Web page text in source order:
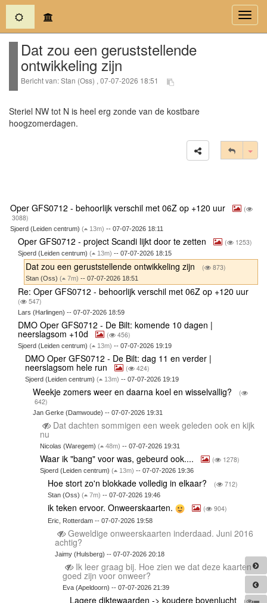
(current)
Dat zou een geruststellende
ontwikkeling zijn
Bericht van: Stan (Oss) , 07-07-2026 18:51
Steriel NW tot N is heel erg zonde van de kostbare
hoogzomerdagen.
Oper GFS0712 - behoorlijk verschil met 06Z op +120 uur
(
3088)
Sjoerd (Leiden centrum) ( 13m) -- 07-07-2026 18:11
Oper GFS0712 - project Scandi lijkt door te zetten ( 1253)
Sjoerd (Leiden centrum) ( 13m) -- 07-07-2026 18:15
Dat zou een geruststellende ontwikkeling zijn ( 873)
Stan (Oss)( 7m) -- 07-07-2026 18:51
Re: Oper GFS0712 - behoorlijk verschil met 06Z op +120 uur
( 547)
Lars (Harlingen) -- 07-07-2026 18:59
DMO Oper GFS0712 - De Bilt: komende 10 dagen |
neerslagsom +10d ( 456)
Sjoerd (Leiden centrum) ( 13m) -- 07-07-2026 19:19
DMO Oper GFS0712 - De Bilt: dag 11 en verder |
neerslagsom hele run ( 424)
Sjoerd (Leiden centrum)( 13m) -- 07-07-2026 19:19
Weekje zomers weer en daarna koel en wisselvallig?
(
642)
Jan Gerke (Damwoude) -- 07-07-2026 19:31
Dat dachten sommigen een week geleden ook en kijk
nu
Nicolas (Waregem)( 48m) -- 07-07-2026 19:31
Waar ik "bang" voor was, gebeurd ook.... ( 1278)
Sjoerd (Leiden centrum)( 13m) -- 07-07-2026 19:36
Hoe stort zo'n blokkade volledig in elkaar? ( 712)
Stan (Oss) ( 7m) -- 07-07-2026 19:46
ik teken ervoor. Onweerskaarten. ( 904)
Eric, Rotterdam -- 07-07-2026 19:58
Geweldige onweerskaarten inderdaad. Juni 2016
achtig?
Jaimy (Hulsberg) -- 07-07-2026 20:18
Ik leer graag bij. Hoe zien we dat deze kaarten
goed zijn voor onweer?
Eva (Apeldoorn) -- 07-07-2026 21:39
Lagere diktewaarden -> koudere bovenlucht
(